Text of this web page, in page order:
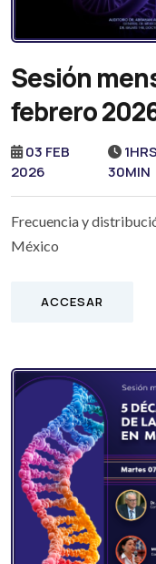
Sesión
febrero
03 FEB
2026
1HRS
30MIN
Frecuencia y
México
ACCESAR